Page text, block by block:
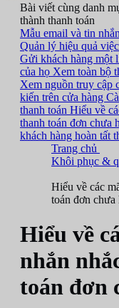
Bài viết cùng danh
thành thanh toán
Mẫu email và tin
Quản lý hiệu quả
Gửi khách hàng một
của họ Xem toàn bộ
Xem nguồn truy cập
kiến trên cửa hàng
thanh toán Hiểu về
thanh toán đơn chưa
khách hàng hoàn tất
Trang chủ
Khôi phục &
Hiểu về các
toán đơn chưa
Hiểu về
nhắn
toán đơn